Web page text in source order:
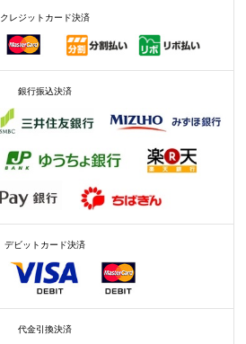
クレジットカード決済
銀行振込決済
デビットカード決済
代金引換決済